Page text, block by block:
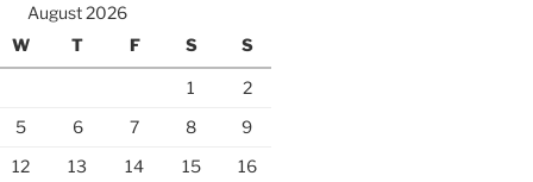
August 2026
W T F S S
1
2
5 6 7 8
9
12 13 14 15
16